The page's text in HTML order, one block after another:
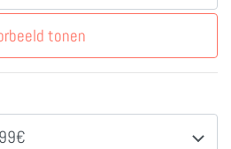
tonen